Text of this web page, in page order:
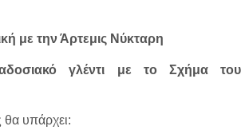
με την Άρτεμις Νύκταρη
γλέντι με το Σχήμα του
υπάρχει: